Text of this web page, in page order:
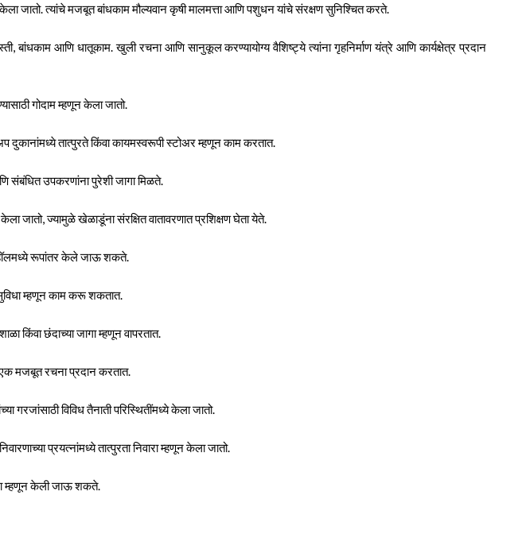
जातो. त्यांचे मजबूत बांधकाम मौल्यवान कृषी मालमत्ता आणि पशुधन यांचे संरक्षण सुनिश्चित करते.
बांधकाम आणि धातूकाम. खुली रचना आणि सानुकूल करण्यायोग्य वैशिष्ट्ये त्यांना गृहनिर्माण यंत्रे आणि कार्यक्षेत्र प्रदान
गोदाम म्हणून केला जातो.
तात्पुरते किंवा कायमस्वरूपी स्टोअर म्हणून काम करतात.
संबंधित उपकरणांना पुरेशी जागा मिळते.
जातो, ज्यामुळे खेळाडूंना संरक्षित वातावरणात प्रशिक्षण घेता येते.
हॉलमध्ये रूपांतर केले जाऊ शकते.
सुविधा म्हणून काम करू शकतात.
किंवा छंदाच्या जागा म्हणून वापरतात.
मजबूत रचना प्रदान करतात.
गरजांसाठी विविध तैनाती परिस्थितींमध्ये केला जातो.
प्रयत्नांमध्ये तात्पुरता निवारा म्हणून केला जातो.
म्हणून केली जाऊ शकते.